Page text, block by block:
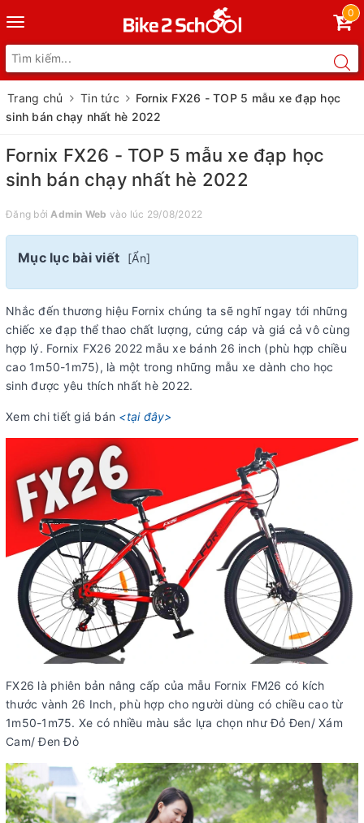
Toggle
navigation
0
Trang chủ Tin tức
Fornix FX26 - TOP 5 mẫu xe đạp học
sinh bán chạy nhất hè 2022
Fornix FX26 - TOP 5 mẫu xe đạp học
sinh bán chạy nhất hè 2022
Đăng bởiAdmin Web vào lúc 29/08/2022
Mục lục bài viết [Ẩn]
Nhắc đến thương hiệu Fornix chúng ta sẽ nghĩ ngay tới những
chiếc xe đạp thể thao chất lượng, cứng cáp và giá cả vô cùng
hợp lý. Fornix FX26 2022 mẫu xe bánh 26 inch (phù hợp chiều
cao 1m50-1m75), là một trong những mẫu xe dành cho học
sinh được yêu thích nhất hè 2022.
Xem chi tiết giá bán <tại đây>
FX26 là phiên bản nâng cấp của mẫu Fornix FM26 có kích
thước vành 26 Inch, phù hợp cho người dùng có chiều cao từ
1m50-1m75. Xe có nhiều màu sắc lựa chọn như Đỏ Đen/ Xám
Cam/ Đen Đỏ